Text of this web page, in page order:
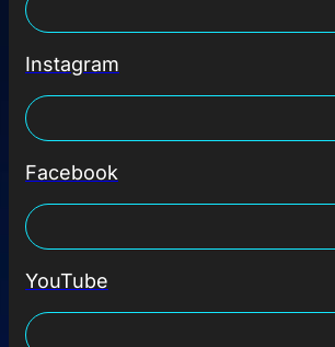
Instagram
Facebook
YouTube